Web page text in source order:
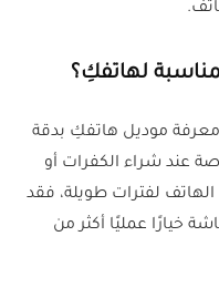
لهاتفكِ؟
موديل هاتفكِ بدقة
عند شراء الكفرات أو
لفترات طويلة، فقد
خيارًا عمليًا أكثر من